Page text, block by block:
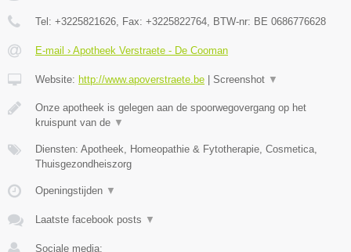
Tel: +3225821626 , Fax: +3225822764 , BTW-nr: BE 0686776628
E-mail › Apotheek Verstraete - De Cooman
Website: http://www.apoverstraete.be | Screenshot ▼
Onze apotheek is gelegen aan de spoorwegovergang op het
kruispunt van de ▼
Diensten: Apotheek, Homeopathie & Fytotherapie, Cosmetica,
Thuisgezondheiszorg
Openingstijden ▼
Laatste facebook posts ▼
Sociale media: